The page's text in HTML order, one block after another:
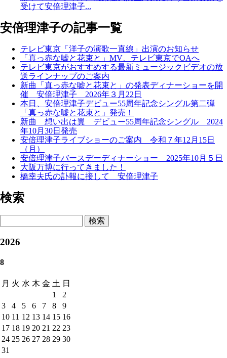
受けて安倍理津子...
安倍理津子の記事一覧
テレビ東京「洋子の演歌一直線」出演のお知らせ
「真っ赤な嘘と花束と」MV、テレビ東京でOAへ
テレビ東京がおすすめする最新ミュージックビデオの放
送ラインナップのご案内
新曲「真っ赤な嘘と花束と」の発表ディナーショーを開
催 安倍理津子 2026年３月22日
本日、安倍理津子デビュー55周年記念シングル第二弾
「真っ赤な嘘と花束と」発売！
新曲 想い出は翼 デビュー55周年記念シングル 2024
年10月30日発売
安倍理津子ライブショーのご案内 令和７年12月15日
（月）
安倍理津子バースデーディナーショー 2025年10月５日
大阪万博に行ってきました！
橋幸夫氏の訃報に接して 安倍理津子
検索
検索
2026
8
月 火 水 木 金 土 日
1
2
3
4 5 6 7 8
9
10 11 12 13 14 15 16
17 18 19 20 21 22 23
24 25 26 27 28 29 30
31